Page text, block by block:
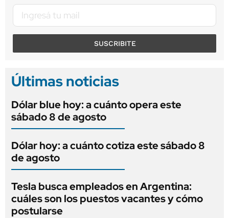
SUSCRIBITE
Últimas noticias
Dólar blue hoy: a cuánto opera este
sábado 8 de agosto
Dólar hoy: a cuánto cotiza este sábado 8
de agosto
Tesla busca empleados en Argentina:
cuáles son los puestos vacantes y cómo
postularse